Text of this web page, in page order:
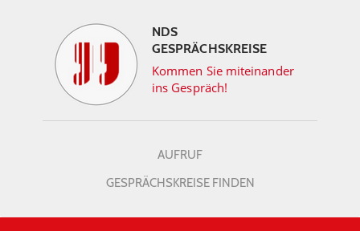
NDS
GESPRÄCHSKREISE
Kommen Sie miteinander
ins Gespräch!
AUFRUF
GESPRÄCHSKREISE FINDEN